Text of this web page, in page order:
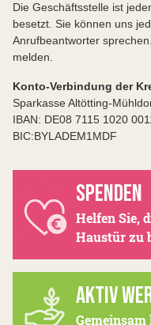
Die Geschäftsstelle ist
besetzt. Sie können uns
Anrufbeantworter
melden.
Konto-Verbindung der
Sparkasse Altötting-
IBAN: DE08 7115 1020
BIC:BYLADEM1MDF
SPENDEN
Helfen Sie,
Haustür zu
AKTIV